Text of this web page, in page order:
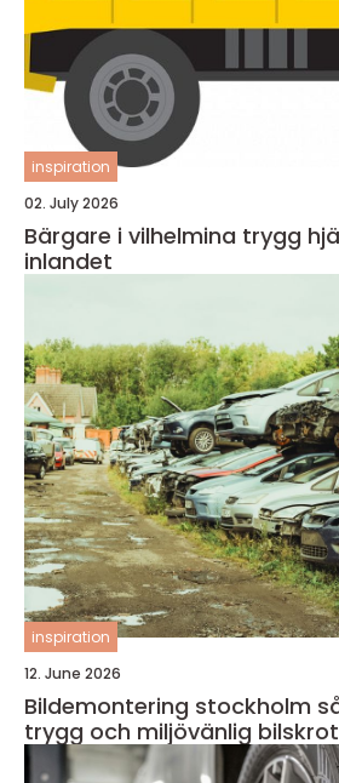
inspiration
02. July 2026
Bärgare i vilhelmina trygg hjälp på vägarna i
inlandet
inspiration
12. June 2026
Bildemontering stockholm så fungerar en
trygg och miljövänlig bilskrot